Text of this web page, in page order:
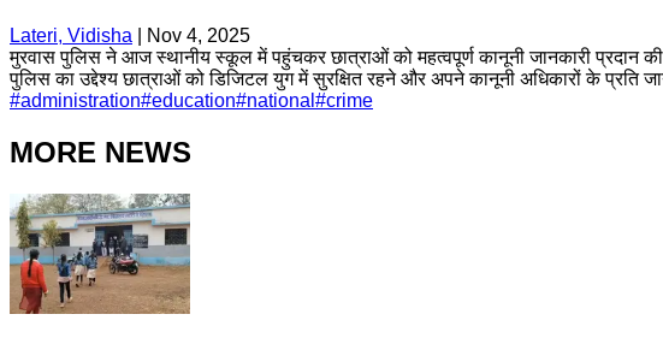
Lateri, Vidisha
Nov 4, 2025
मुरवास पुलिस ने आज स्थानीय स्कूल में पहुंचकर छात्राओं को महत्वपूर्ण कानूनी जानकारी प्रदान
पुलिस का उद्देश्य छात्राओं को डिजिटल युग में सुरक्षित रहने और अपने कानूनी अधिकारों के
#administration#education#national #crime
MORE NEWS